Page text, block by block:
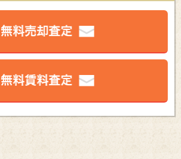
物件の売却・賃貸に関する
お問い合わせはこちら